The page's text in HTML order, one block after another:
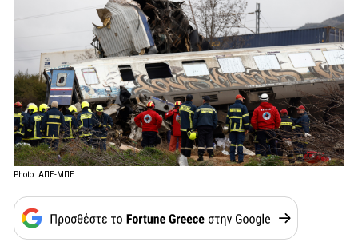
Photo: ΑΠΕ-ΜΠΕ